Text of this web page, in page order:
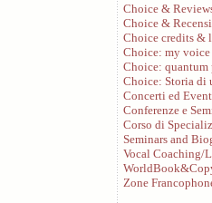
Choice &
Choice &
Choice credits &
Choice: my
Choice: quantum
Choice: Storia di
Concerti ed
Conferenze e
Corso di
Seminars and
Vocal Coaching/
Zone